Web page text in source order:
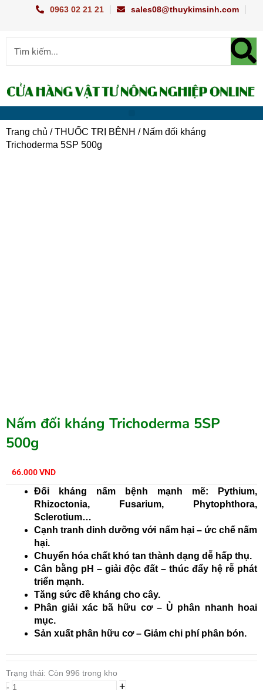
0963 02 21 21 sales08@thuykimsinh.com
Trang chủ /THUỐC TRỊ BỆNH / Nấm đối kháng
Trichoderma 5SP 500g
Nấm đối kháng Trichoderma 5SP
500g
66.000VND
Đối kháng nấm bệnh mạnh mẽ: Pythium,
Rhizoctonia, Fusarium, Phytophthora,
Sclerotium…
Cạnh tranh dinh dưỡng với nấm hại – ức chế nấm
hại.
Chuyển hóa chất khó tan thành dạng dễ hấp thụ.
Cân bằng pH – giải độc đất – thúc đẩy hệ rễ phát
triển mạnh.
Tăng sức đề kháng cho cây.
Phân giải xác bã hữu cơ – Ủ phân nhanh hoai
mục.
Sản xuất phân hữu cơ – Giảm chi phí phân bón.
Trạng thái: Còn 996 trong kho
-
đối
kháng
+